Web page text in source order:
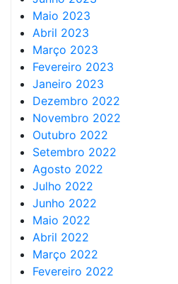
Maio 2023
Abril 2023
Março 2023
Fevereiro 2023
Janeiro 2023
Dezembro 2022
Novembro 2022
Outubro 2022
Setembro 2022
Agosto 2022
Julho 2022
Junho 2022
Maio 2022
Abril 2022
Março 2022
Fevereiro 2022